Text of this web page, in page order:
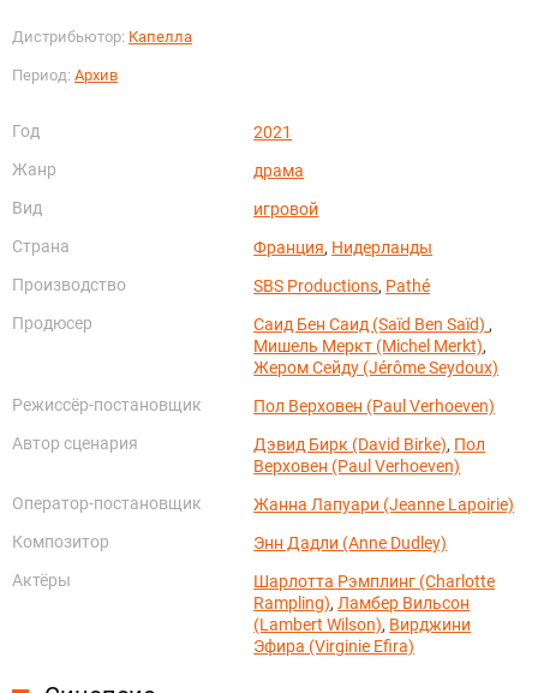
Дистрибьютор: Капелла
Период: Архив
Год
2021
Жанр
драма
Вид
игровой
Страна
Франция, Нидерланды
Производство
SBS Productions, Pathé
Продюсер
Саид Бен Саид (Saïd Ben Saïd) ,
Мишель Меркт (Michel Merkt),
Жером Сейду (Jérôme Seydoux)
Режиссёр-постановщик
Пол Верховен (Paul Verhoeven)
Автор сценария
Дэвид Бирк (David Birke), Пол
Верховен (Paul Verhoeven)
Оператор-постановщик
Жанна Лапуари (Jeanne Lapoirie)
Композитор
Энн Дадли (Anne Dudley)
Актёры
Шарлотта Рэмплинг (Charlotte
Rampling), Ламбер Вильсон
(Lambert Wilson), Вирджини
Эфира (Virginie Efira)